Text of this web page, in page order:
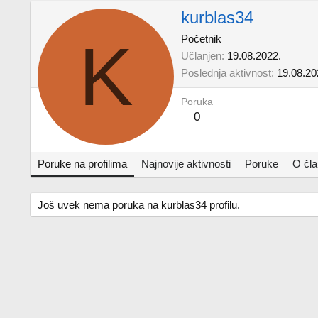
K
kurblas34
Početnik
Učlanjen 19.08.2022.
Poslednja aktivnost
Poruka
0
Poruke na profilima Najnovije aktivnosti Poruke O
Još uvek nema poruka na kurblas34 profilu.